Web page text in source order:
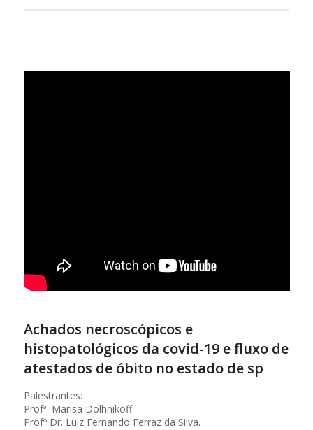
Achados necroscópicos e
histopatológicos da covid-19 e fluxo de
atestados de óbito no estado de sp
Palestrantes:
Profª. Marisa Dolhnikoff
Profº Dr. Luiz Fernando Ferraz da Silva.